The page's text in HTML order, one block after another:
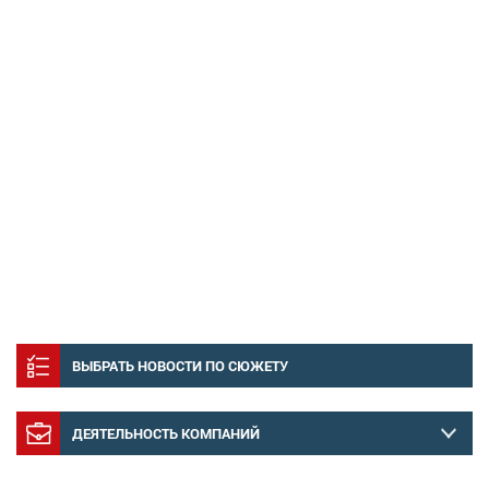
ВЫБРАТЬ НОВОСТИ ПО СЮЖЕТУ
ДЕЯТЕЛЬНОСТЬ КОМПАНИЙ